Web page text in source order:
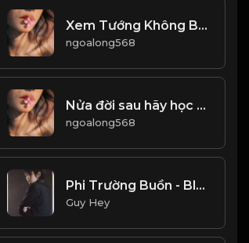
Xem Tướng Không Bằng Xem Tâm & Đạo
ngoalong568
Nửa đời sau hãy học cách dẹp bỏ dục vọng! & Đạo
ngoalong568
Phi Trường Buồn - BlackBi, Att 117, Bubu Snowy
Guy Hey